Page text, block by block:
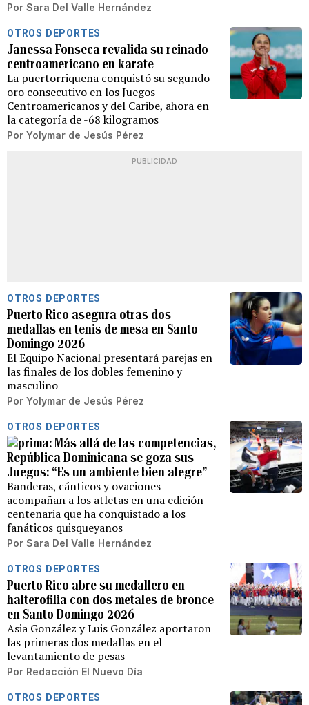
Por Sara Del Valle Hernández
OTROS DEPORTES
Janessa Fonseca revalida su reinado
centroamericano en karate
La puertorriqueña conquistó su segundo
oro consecutivo en los Juegos
Centroamericanos y del Caribe, ahora en
la categoría de -68 kilogramos
Por Yolymar de Jesús Pérez
PUBLICIDAD
OTROS DEPORTES
Puerto Rico asegura otras dos
medallas en tenis de mesa en Santo
Domingo 2026
El Equipo Nacional presentará parejas en
las finales de los dobles femenino y
masculino
Por Yolymar de Jesús Pérez
OTROS DEPORTES
Más allá de las competencias,
República Dominicana se goza sus
Juegos: “Es un ambiente bien alegre”
Banderas, cánticos y ovaciones
acompañan a los atletas en una edición
centenaria que ha conquistado a los
fanáticos quisqueyanos
Por Sara Del Valle Hernández
OTROS DEPORTES
Puerto Rico abre su medallero en
halterofilia con dos metales de bronce
en Santo Domingo 2026
Asia González y Luis González aportaron
las primeras dos medallas en el
levantamiento de pesas
Por Redacción El Nuevo Día
OTROS DEPORTES